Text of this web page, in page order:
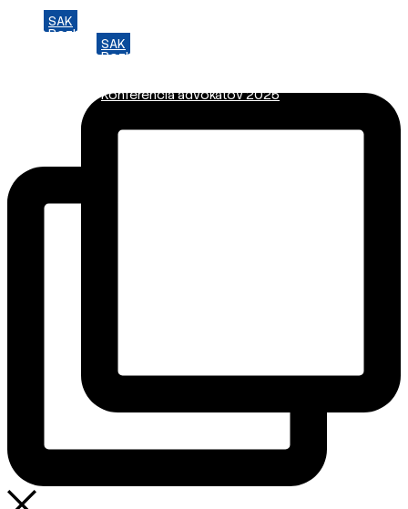
PreskočiťSAK
Rozhodcovský súd SAK
Nadácia
SAK
Rozhodcovský súd SAK
Konferencia advokátov 2025